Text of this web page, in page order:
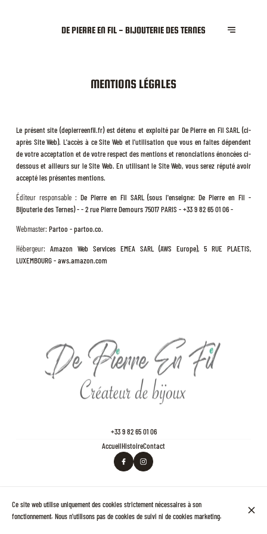
DE PIERRE EN FIL - BIJOUTERIE DES TERNES
MENTIONS LÉGALES
Le présent site (depierreenfil.fr) est détenu et exploité par De Pierre en Fil SARL (ci-
après Site Web). L'accès à ce Site Web et l'utilisation que vous en faites dépendent
de votre acceptation et de votre respect des mentions et renonciations énoncées ci-
dessous et ailleurs sur le Site Web. En utilisant le Site Web, vous serez réputé avoir
accepté les présentes mentions.
Éditeur responsable : De Pierre en Fil SARL (sous l'enseigne: De Pierre en Fil -
Bijouterie des Ternes) - - 2 rue Pierre Demours 75017 PARIS - +33 9 82 65 01 06 -
Webmaster: Partoo - partoo.co.
Hébergeur: Amazon Web Services EMEA SARL (AWS Europe), 5 RUE PLAETIS,
LUXEMBOURG - aws.amazon.com
+33 9 82 65 01 06
AccueilHistoireContact
Mentions légalesProtection des donnéesParamètres des cookies
Ce site web utilise uniquement des cookies strictement nécessaires à son
fonctionnement. Nous n'utilisons pas de cookies de suivi ni de cookies marketing.